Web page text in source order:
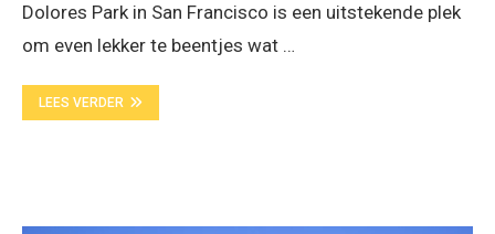
Dolores Park in San Francisco is een uitstekende plek
om even lekker te beentjes wat …
LEES VERDER